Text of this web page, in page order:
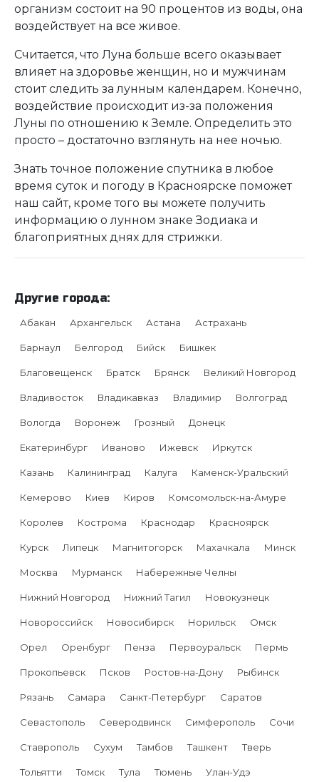
организм состоит на 90 процентов из воды, она
воздействует на все живое.
Считается, что Луна больше всего оказывает
влияет на здоровье женщин, но и мужчинам
стоит следить за лунным календарем. Конечно,
воздействие происходит из-за положения
Луны по отношению к Земле. Определить это
просто – достаточно взглянуть на нее ночью.
Знать точное положение спутника в любое
время суток и погоду в Красноярске поможет
наш сайт, кроме того вы можете получить
информацию о лунном знаке Зодиака и
благоприятных днях для стрижки.
Другие города:
Абакан Архангельск Астана Астрахань
Барнаул Белгород Бийск Бишкек
Благовещенск Братск Брянск Великий Новгород
Владивосток Владикавказ Владимир Волгоград
Вологда Воронеж Грозный Донецк
Екатеринбург Иваново Ижевск Иркутск
Казань Калининград Калуга Каменск-Уральский
Кемерово Киев Киров Комсомольск-на-Амуре
Королев Кострома Краснодар Красноярск
Курск Липецк Магнитогорск Махачкала Минск
Москва Мурманск Набережные Челны
Нижний Новгород Нижний Тагил Новокузнецк
Новороссийск Новосибирск Норильск Омск
Орел Оренбург Пенза Первоуральск Пермь
Прокопьевск Псков Ростов-на-Дону Рыбинск
Рязань Самара Санкт-Петербург Саратов
Севастополь Северодвинск Симферополь Сочи
Ставрополь Сухум Тамбов Ташкент Тверь
Тольятти Томск Тула Тюмень Улан-Удэ